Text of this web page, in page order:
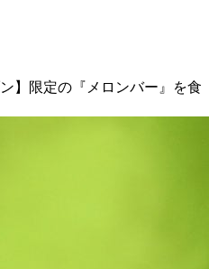
】限定の『メロンバー』を食